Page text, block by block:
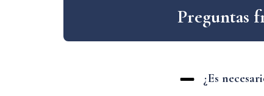
Preguntas f
¿Es